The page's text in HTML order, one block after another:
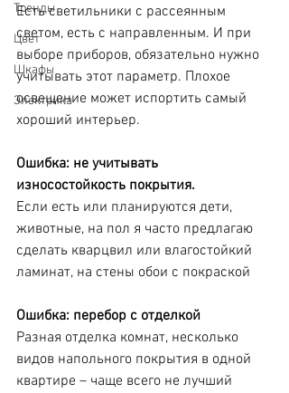
Тренды
Цвет
Шкафы
Электрика
Есть светильники с рассеянным
светом, есть с направленным. И при
выборе приборов, обязательно нужно
учитывать этот параметр. Плохое
освещение может испортить самый
хороший интерьер.
Ошибка: не учитывать
износостойкость покрытия.
Если есть или планируются дети,
животные, на пол я часто предлагаю
сделать кварцвил или влагостойкий
ламинат, на стены обои с покраской
Ошибка: перебор с отделкой
Разная отделка комнат, несколько
видов напольного покрытия в одной
квартире – чаще всего не лучший